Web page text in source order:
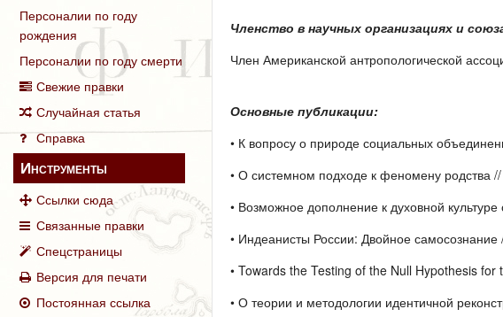
Персоналии по году
рождения
Персоналии по году смерти
Свежие правки
Случайная статья
Справка
Инструменты
Ссылки сюда
Связанные правки
Спецстраницы
Версия для печати
Постоянная ссылка
Членство в научных организациях и
Член Американской антропологической
Основные публикации:
• К вопросу о природе социальных
• О системном подходе к феномену
• Возможное дополнение к духовной
• Индеанисты России: Двойное
• Towards the Testing of the Null Hypothesis
• О теории и методологии идентичной